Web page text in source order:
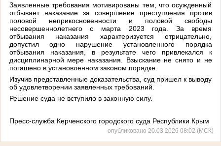
Заявленные требования мотивированы тем, что осужденный
отбывает наказание за совершение преступления против
половой неприкосновенности и половой свободы
несовершеннолетнего с марта 2023 года. За время
отбывания наказания характеризуется отрицательно,
допустил одно нарушение установленного порядка
отбывания наказания, в результате чего привлекался к
дисциплинарной мере наказания. Взыскание не снято и не
погашено в установленном законом порядке.
Изучив представленные доказательства, суд пришел к выводу
об удовлетворении заявленных требований.
Решение суда не вступило в законную силу.
Пресс-служба Керченского городского суда Республики Крым
опубликовано 20.03.2026 08:02 (МСК)